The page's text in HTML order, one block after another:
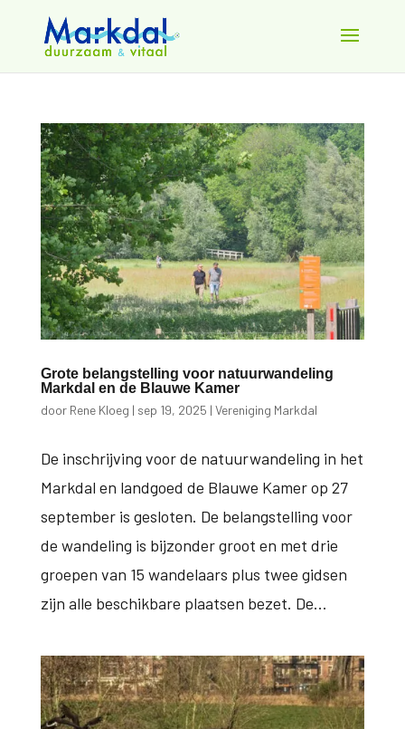
Grote belangstelling voor natuurwandeling
Markdal en de Blauwe Kamer
door Rene Kloeg | sep 19, 2025 | Vereniging Markdal
De inschrijving voor de natuurwandeling in het
Markdal en landgoed de Blauwe Kamer op 27
september is gesloten. De belangstelling voor
de wandeling is bijzonder groot en met drie
groepen van 15 wandelaars plus twee gidsen
zijn alle beschikbare plaatsen bezet. De...